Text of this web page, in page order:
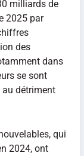
milliards de
2025 par
des
dans
se sont
au détriment
qui
2024, ont